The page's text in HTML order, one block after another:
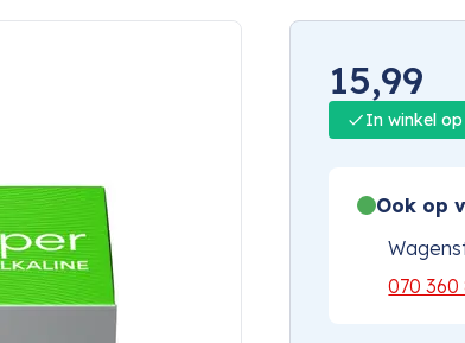
15,99
In winkel
Ook op
070 360